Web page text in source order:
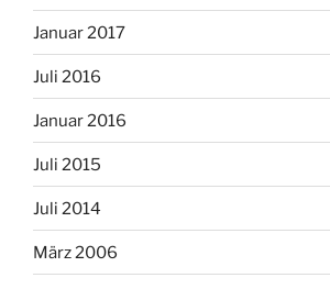
Januar 2017
Juli 2016
Januar 2016
Juli 2015
Juli 2014
März 2006